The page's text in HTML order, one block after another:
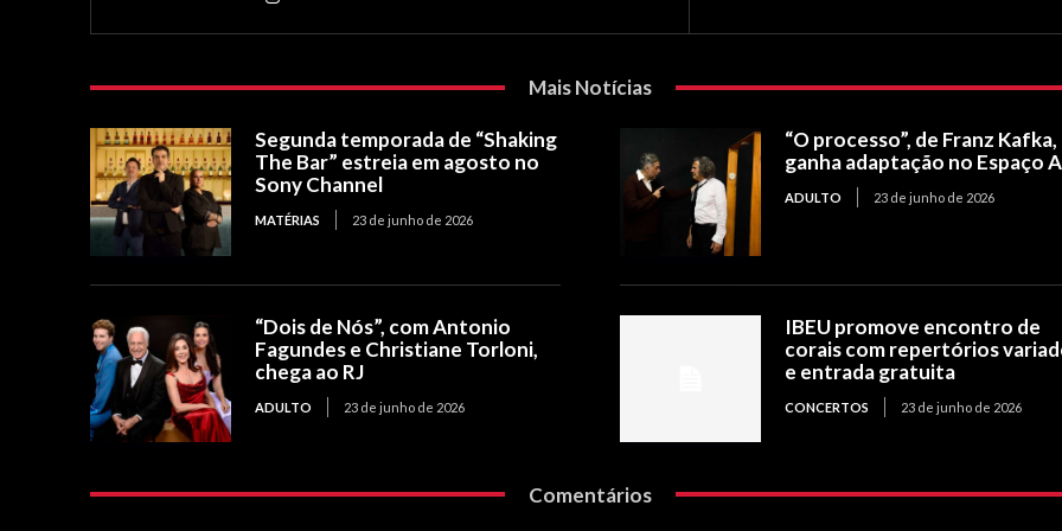
Mais Notícias
Segunda temporada de “Shaking
The Bar” estreia em agosto no
Sony Channel
MATÉRIAS 23 de junho de 2026
“O processo”, de Franz Kafka,
ganha adaptação no Espaço
ADULTO 23 de junho de 2026
“Dois de Nós”, com Antonio
Fagundes e Christiane Torloni,
chega ao RJ
ADULTO 23 de junho de 2026
IBEU promove encontro de
corais com repertórios
e entrada gratuita
CONCERTOS 23 de junho de 2026
Comentários